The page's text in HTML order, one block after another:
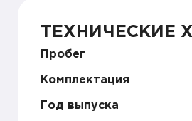
ТЕХНИЧЕСКИЕ
Пробег
Комплектация
Год выпуска